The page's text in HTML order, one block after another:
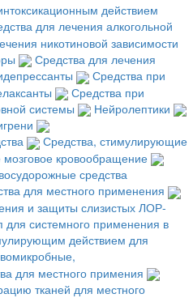
действием
для лечения алкогольной
никотиновой зависимости
Средства для лечения
Средства при
Средства при
системы
Нейролептики
Средства, стимулирующие
кровообращение
средства
для местного применения
и защиты слизистых ЛОР-
для системного применения в
действием для
для местного примения
тканей для местного